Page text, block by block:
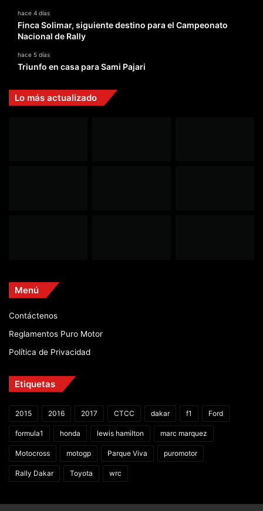
hace 4 días
Finca Solimar, siguiente destino para el Campeonato
Nacional de Rally
hace 5 días
Triunfo en casa para Sami Pajari
Lo más actualizado
Menú
Contáctenos
Reglamentos Puro Motor
Política de Privacidad
Etiquetas
2015 2016 2017 CTCC dakar f1 Ford
formula1 honda lewis hamilton marc marquez
Motocross motogp Parque Viva puromotor
Rally Dakar Toyota wrc